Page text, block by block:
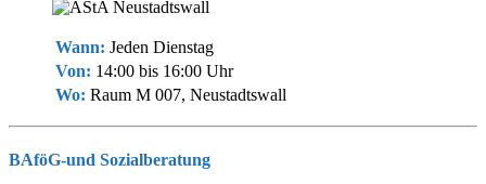
Wann: Jeden Dienstag
Von: 14:00 bis 16:00 Uhr
Wo: Raum M 007, Neustadtswall
BAföG-und Sozialberatung